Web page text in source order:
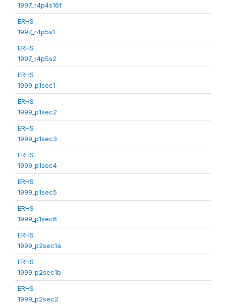
1997_r4p4s16f
ERHS
1997_r4p5s1
ERHS
1997_r4p5s2
ERHS
1999_p1sec1
ERHS
1999_p1sec2
ERHS
1999_p1sec3
ERHS
1999_p1sec4
ERHS
1999_p1sec5
ERHS
1999_p1sec6
ERHS
1999_p2sec1a
ERHS
1999_p2sec1b
ERHS
1999_p2sec2